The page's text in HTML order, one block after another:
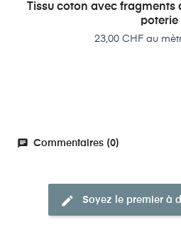
Tissu coton avec fragments
poterie
Prix
23,00 CHF au
chat Commentaires (0)
edit Soyez le premier à